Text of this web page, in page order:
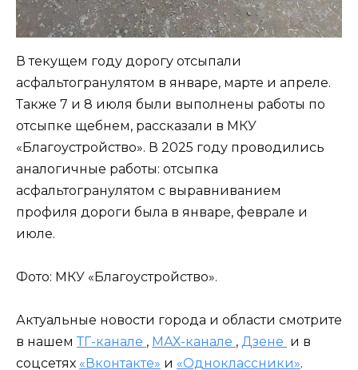
В текущем году дорогу отсыпали
асфальтогранулятом в январе, марте и апреле.
Также 7 и 8 июля были выполнены работы по
отсыпке щебнем, рассказали в МКУ
«Благоустройство». В 2025 году проводились
аналогичные работы: отсыпка
асфальтогранулятом с выравниванием
профиля дороги была в январе, феврале и
июле.
Фото: МКУ «Благоустройство».
Актуальные новости города и области смотрите
в нашем ТГ-канале , МАХ-канале , Дзене и в
соцсетях «Вконтакте» и «Одноклассники».